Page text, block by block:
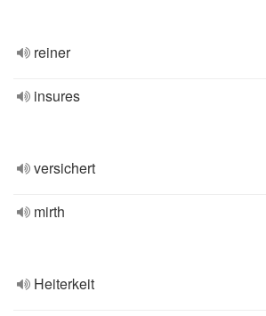
reiner
insures
versichert
mirth
Heiterkeit